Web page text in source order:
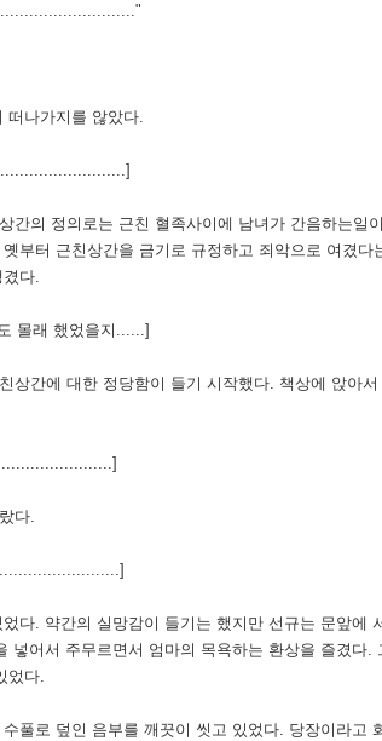
떠나가지를 않았다.
의 정의로는 근친 혈족사이에 남녀가 간음하는일
부터 근친상간을 금기로 규정하고 죄악으로 여겼
다.
몰래 했었을지......]
상간에 대한 정당함이 들기 시작했다. 책상에 앉아
다.
다. 약간의 실망감이 들기는 했지만 선규는 문앞에
어서 주무르면서 엄마의 목욕하는 환상을 즐겼다
었다.
풀로 덮인 음부를 깨끗이 씻고 있었다. 당장이라고